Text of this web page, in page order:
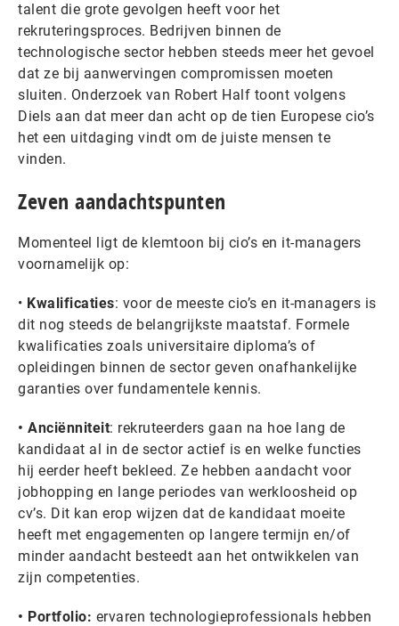
talent die grote gevolgen heeft voor het
rekruteringsproces. Bedrijven binnen de
technologische sector hebben steeds meer het gevoel
dat ze bij aanwervingen compromissen moeten
sluiten. Onderzoek van Robert Half toont volgens
Diels aan dat meer dan acht op de tien Europese cio’s
het een uitdaging vindt om de juiste mensen te
vinden.
Zeven aandachtspunten
Momenteel ligt de klemtoon bij cio’s en it-managers
voornamelijk op:
• Kwalificaties: voor de meeste cio’s en it-managers is
dit nog steeds de belangrijkste maatstaf. Formele
kwalificaties zoals universitaire diploma’s of
opleidingen binnen de sector geven onafhankelijke
garanties over fundamentele kennis.
• Anciënniteit: rekruteerders gaan na hoe lang de
kandidaat al in de sector actief is en welke functies
hij eerder heeft bekleed. Ze hebben aandacht voor
jobhopping en lange periodes van werkloosheid op
cv’s. Dit kan erop wijzen dat de kandidaat moeite
heeft met engagementen op langere termijn en/of
minder aandacht besteedt aan het ontwikkelen van
zijn competenties.
• Portfolio: ervaren technologieprofessionals hebben